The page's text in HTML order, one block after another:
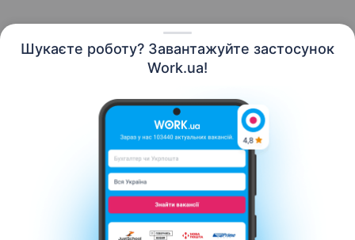
Шукаєте роботу? Завантажуйте застосунок
Work.ua!
Контакти Про нас
Кар’єра